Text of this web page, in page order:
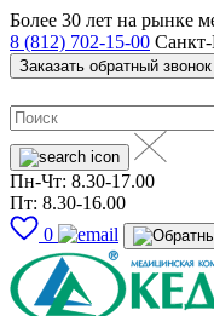
Более 30 лет на рынке
8 (812) 702-15-00 Санкт-
Заказать обратный звонок
Пн-Чт: 8.30-17.00
Пт: 8.30-16.00
0